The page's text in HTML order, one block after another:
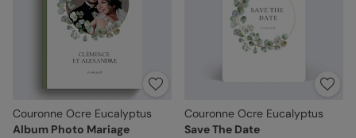
Couronne Ocre Eucalyptus
Album Photo Mariage
Couronne Ocre Eucalyptus
Save The Date